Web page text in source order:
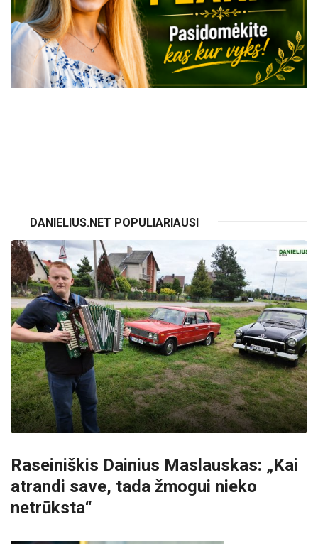
DANIELIUS.NET POPULIARIAUSI
Raseiniškis Dainius Maslauskas: „Kai
atrandi save, tada žmogui nieko
netrūksta“